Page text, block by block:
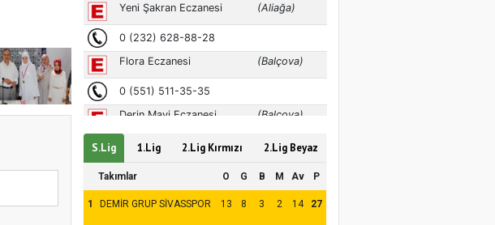
S.Lig 1.Lig 2.Lig Kırmızı 2.Lig Beyaz
Takımlar O G B M Av P
1 DEMİR GRUP SİVASSPOR 13 8 3 2 14 27